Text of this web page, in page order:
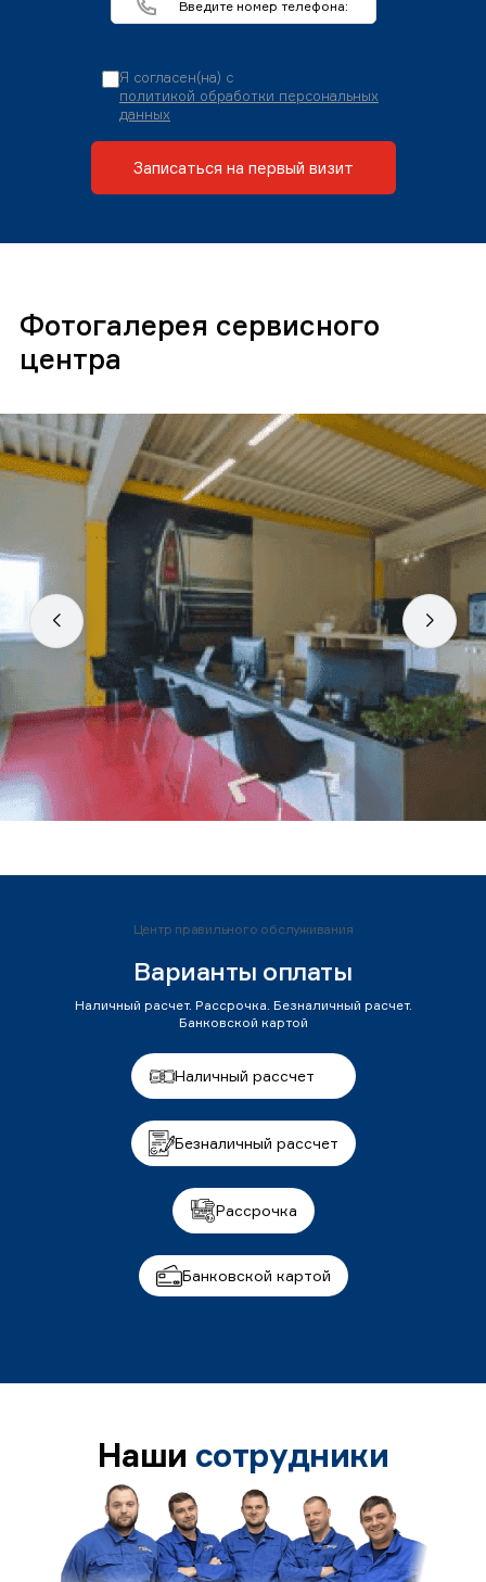
Я согласен(на) с
политикой обработки персональных
данных
Записаться на первый визит
Фотогалерея сервисного
центра
Центр правильного обслуживания
Варианты оплаты
Наличный расчет. Рассрочка. Безналичный расчет.
Банковской картой
Наличный рассчет
Безналичный рассчет
Рассрочка
Банковской картой
Наши сотрудники